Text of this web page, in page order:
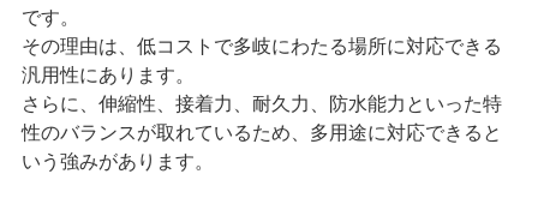
です。
その理由は、低コストで多岐にわたる場所に対応できる
汎用性にあります。
さらに、伸縮性、接着力、耐久力、防水能力といった特
性のバランスが取れているため、多用途に対応できると
いう強みがあります。